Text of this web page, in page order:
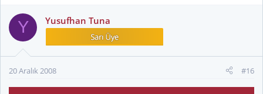
Y Yusufhan Tuna
20 Aralık 2008 #16